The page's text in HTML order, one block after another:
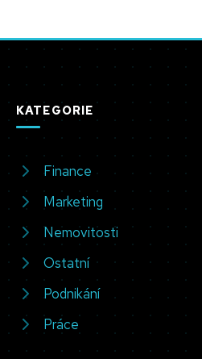
KATEGORIE
Finance
Marketing
Nemovitosti
Ostatní
Podnikání
Práce